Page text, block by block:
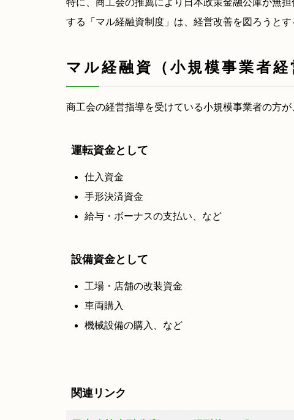
特に、商工会の推薦により日本政策金融公庫が無
する「マル経融資制度」は、経営改善を図ろうと
マル経融資（小規模事業者経
商工会の経営指導を受けている小規模事業者の方
運転資金として
仕入資金
手形決済資金
給与・ボーナスの支払い、など
設備資金として
工場・店舗の改装資金
車両購入
機械設備の購入、など
関連リンク